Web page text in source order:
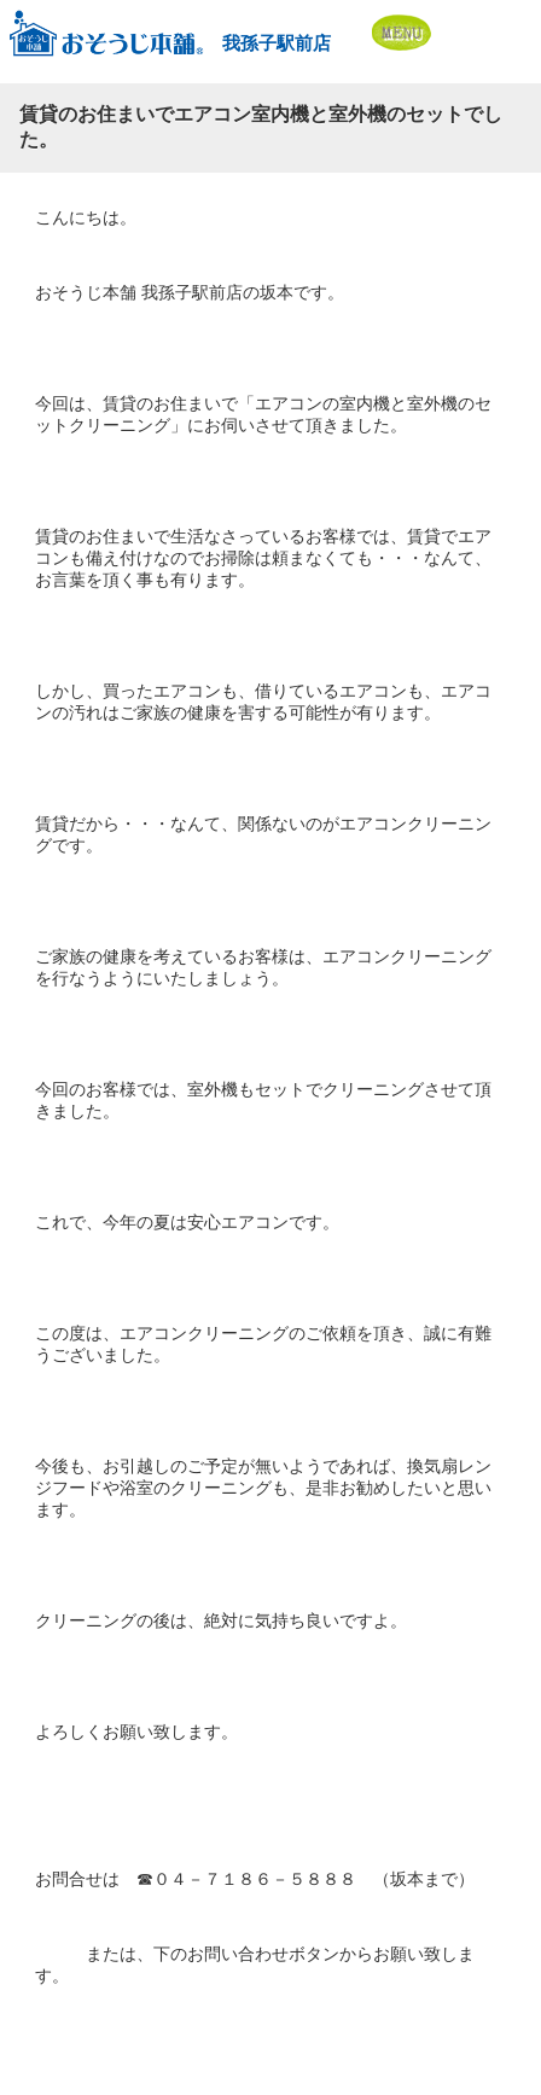
我孫子駅前店
賃貸のお住まいでエアコン室内機と室外機のセットでし
た。
こんにちは。
おそうじ本舗 我孫子駅前店の坂本です。
今回は、賃貸のお住まいで「エアコンの室内機と室外機のセ
ットクリーニング」にお伺いさせて頂きました。
賃貸のお住まいで生活なさっているお客様では、賃貸でエア
コンも備え付けなのでお掃除は頼まなくても・・・なんて、
お言葉を頂く事も有ります。
しかし、買ったエアコンも、借りているエアコンも、エアコ
ンの汚れはご家族の健康を害する可能性が有ります。
賃貸だから・・・なんて、関係ないのがエアコンクリーニン
グです。
ご家族の健康を考えているお客様は、エアコンクリーニング
を行なうようにいたしましょう。
今回のお客様では、室外機もセットでクリーニングさせて頂
きました。
これで、今年の夏は安心エアコンです。
この度は、エアコンクリーニングのご依頼を頂き、誠に有難
うございました。
今後も、お引越しのご予定が無いようであれば、換気扇レン
ジフードや浴室のクリーニングも、是非お勧めしたいと思い
ます。
クリーニングの後は、絶対に気持ち良いですよ。
よろしくお願い致します。
お問合せは ☎０４－７１８６－５８８８ （坂本まで）
または、下のお問い合わせボタンからお願い致しま
す。